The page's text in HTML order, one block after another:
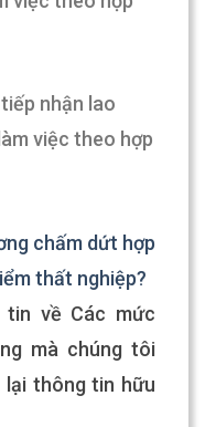
nhận lao
việc theo hợp
chấm dứt hợp
thất nghiệp?
tin về Các mức
mà chúng tôi
lại thông tin hữu